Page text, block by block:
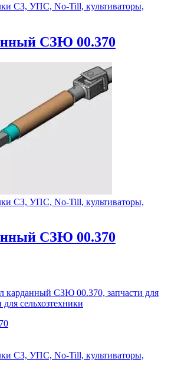
СЗ, УПС, No-Till, культиваторы,
СЗЮ 00.370
СЗ, УПС, No-Till, культиваторы,
СЗЮ 00.370
СЗЮ 00.370, запчасти для
для сельхозтехники
СЗ, УПС, No-Till, культиваторы,